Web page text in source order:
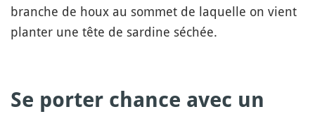
branche de houx au sommet de laquelle on vient
planter une tête de sardine séchée.
Se porter chance avec un